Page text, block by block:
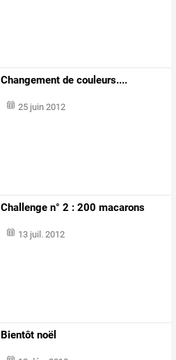
Changement de couleurs....
25 juin 2012
Challenge n° 2 : 200 macarons
13 juil. 2012
Bientôt noël